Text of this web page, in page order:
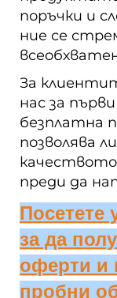
поръчки и
ние се
За
нас за
безплатна
позволява
преди да
Посетете
за да
оферти и
пробни